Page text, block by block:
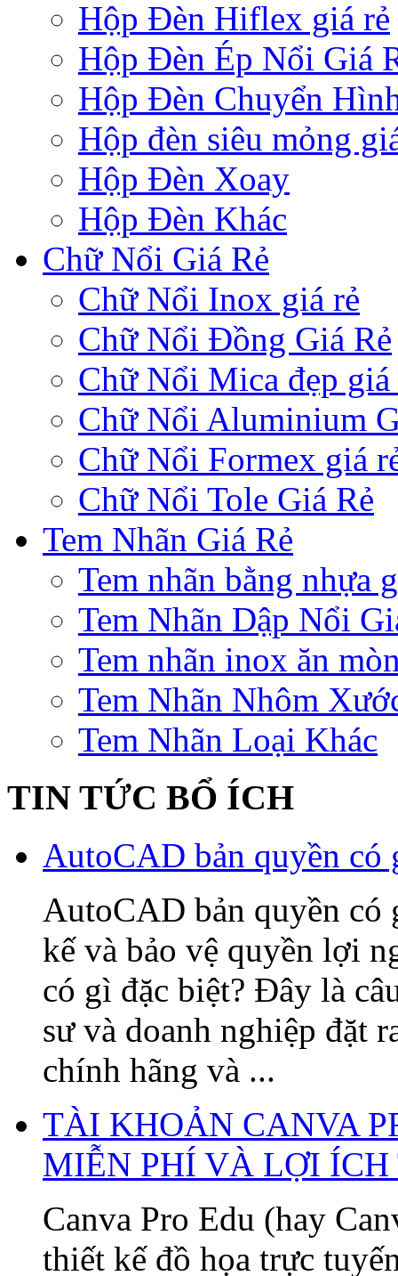
Hộp Đèn Hiflex giá rẻ
Hộp Đèn Ép Nổi Giá
Hộp Đèn Chuyển
Hộp đèn siêu mỏng
Hộp Đèn Xoay
Hộp Đèn Khác
Chữ Nổi Giá Rẻ
Chữ Nổi Inox giá rẻ
Chữ Nổi Đồng Giá Rẻ
Chữ Nổi Mica đẹp giá
Chữ Nổi Aluminium
Chữ Nổi Formex giá
Chữ Nổi Tole Giá Rẻ
Tem Nhãn Giá Rẻ
Tem nhãn bằng nhựa
Tem Nhãn Dập Nổi
Tem nhãn inox ăn
Tem Nhãn Nhôm
Tem Nhãn Loại Khác
TIN TỨC BỔ ÍCH
AutoCAD bản quyền có
AutoCAD bản quyền có
kế và bảo vệ quyền lợi
có gì đặc biệt? Đây là
sư và doanh nghiệp đặt
chính hãng và ...
TÀI KHOẢN CANVA
MIỄN PHÍ VÀ LỢI
Canva Pro Edu (hay
thiết kế đồ họa trực